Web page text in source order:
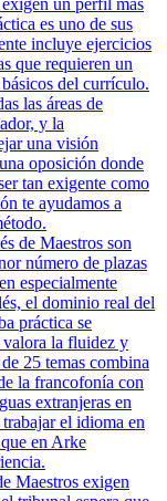
un perfil más
es uno de sus
incluye ejercicios
que requieren un
del currículo.
las áreas de
y la
una visión
oposición donde
tan exigente como
te ayudamos a
de Maestros son
número de plazas
especialmente
el dominio real del
práctica se
valora la fluidez y
25 temas combina
la francofonía con
extranjeras en
el idioma en
en Arke
Maestros exigen